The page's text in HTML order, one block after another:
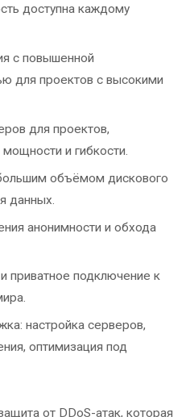
доступна каждому
с повышенной
для проектов с высокими
для проектов,
и гибкости.
объёмом дискового
данных.
анонимности и обхода
приватное подключение к
настройка серверов,
оптимизация под
от DDoS-атак, которая